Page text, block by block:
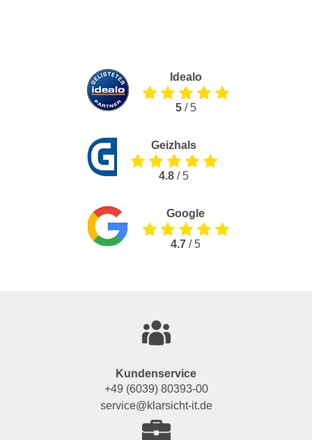
Idealo
5/ 5
Geizhals
4.8 / 5
Google
4.7 / 5
Kundenservice
+49 (6039) 80393-00
service@klarsicht-it.de